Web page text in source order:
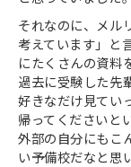
それなのに、メル
考えています」と
にたくさんの資料
過去に受験した先
好きなだけ見てい
帰ってくださいと
外部の自分にもこ
い予備校だなと思